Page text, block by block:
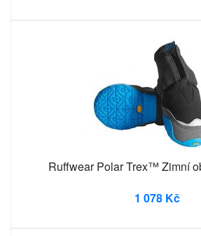
Ruffwear Polar Trex™ Zimní
1 078 Kč